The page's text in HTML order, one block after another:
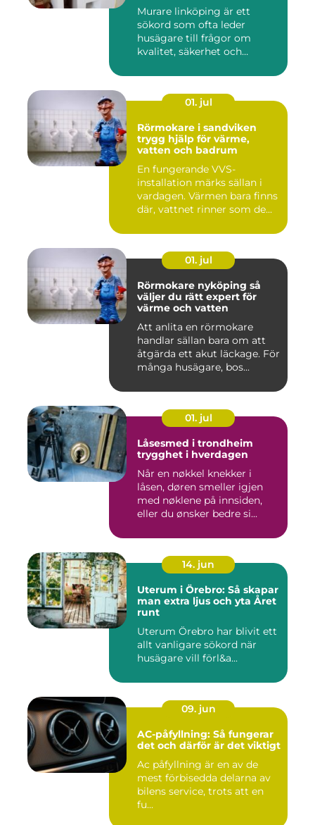
Murare linköping är ett
sökord som ofta leder
husägare till frågor om
kvalitet, säkerhet och
01. jul
Rörmokare i sandviken
trygg hjälp för värme,
vatten och badrum
En fungerande VVS-
installation märks sällan i
vardagen. Värmen bara finns
där, vattnet rinner som de...
01. jul
Rörmokare nyköping så
väljer du rätt expert för
värme och vatten
Att anlita en rörmokare
handlar sällan bara om att
åtgärda ett akut läckage. För
många husägare, bos...
01. jul
Låsesmed i trondheim
trygghet i hverdagen
Når en nøkkel knekker i
låsen, døren smeller igjen
med nøklene på innsiden,
eller du ønsker bedre si...
14. jun
Uterum i Örebro: Så skapar
man extra ljus och yta Året
runt
Uterum Örebro har blivit ett
allt vanligare sökord när
husägare vill förl&a...
09. jun
AC-påfyllning: Så fungerar
det och därför är det viktigt
Ac påfyllning är en av de
mest förbisedda delarna av
bilens service, trots att en
fu...